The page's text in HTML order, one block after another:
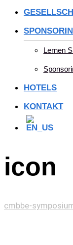
Lernen
HOTELS
KONTAKT
icon
cmbbe-